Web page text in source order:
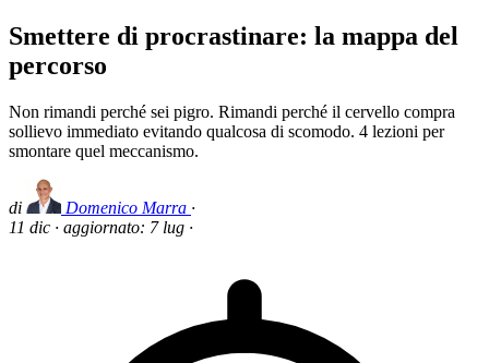
Smettere di procrastinare: la mappa del
percorso
Non rimandi perché sei pigro. Rimandi perché il cervello compra
sollievo immediato evitando qualcosa di scomodo. 4 lezioni per
smontare quel meccanismo.
di Domenico Marra ·
11 dic · aggiornato: 7 lug ·